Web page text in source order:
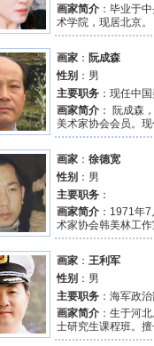
画家简介 ：毕业于
术学院，现居北京
画家 ： 阮成森
性别 ：男
主要职务 ：现任中
画家简介 ： 阮成森
美术家协会会员。
画家 ：徐德宽
性别 ：男
主要职务 ：
画家简介 ：1971年
术家协会韩美林工
画家 ：王利军
性别 ：男
主要职务 ：海军政
画家简介 ：生于河
士研究生课程班。